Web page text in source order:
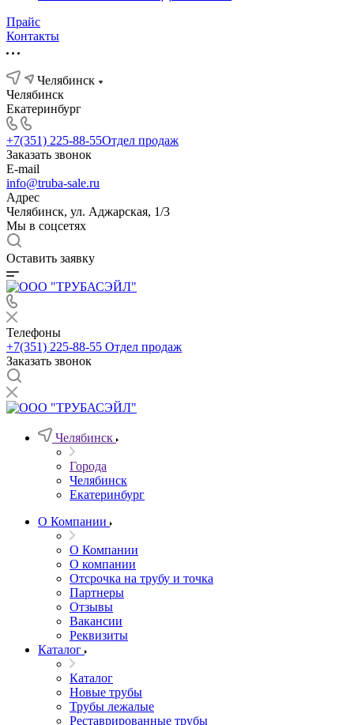
Прайс
Контакты
Челябинск
Челябинск
Екатеринбург
+7(351) 225-88-55Отдел продаж
Заказать звонок
E-mail
info@truba-sale.ru
Адрес
Челябинск, ул. Аджарская, 1/3
Мы в соцсетях
Оставить заявку
Телефоны
+7(351) 225-88-55 Отдел продаж
Заказать звонок
Челябинск
Города
Челябинск
Екатеринбург
О Компании
О Компании
О компании
Отсрочка на трубу и точка
Партнеры
Отзывы
Вакансии
Реквизиты
Каталог
Каталог
Новые трубы
Трубы лежалые
Реставрированные трубы